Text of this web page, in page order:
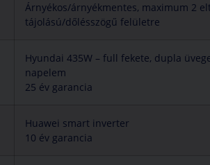
Árnyékos/árnyékmentes, maximum 2
tájolású/dőlésszögű felületre
Hyundai 435W – full fekete, dupla
napelem
25 év garancia
Huawei smart inverter
10 év garancia